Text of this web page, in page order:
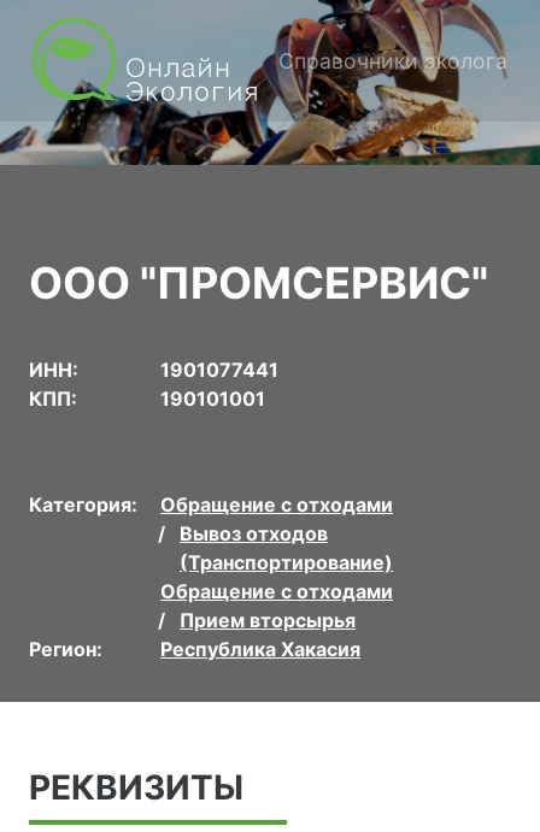
Справочники эколога
ООО "ПРОМСЕРВИС"
ИНН:
1901077441
КПП:
190101001
Категория:
Обращение с отходами
Вывоз отходов
(Транспортирование)
Обращение с отходами
Прием вторсырья
Регион:
Республика Хакасия
РЕКВИЗИТЫ